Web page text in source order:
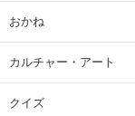
おかね
カルチャー・アート
クイズ